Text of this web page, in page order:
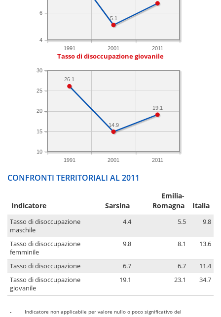
1991 2001 2011
4
6
5.1
Tasso di disoccupazione giovanile
1991 2001 2011
10
15
20
25
30
19.1
14.9
26.1
CONFRONTI TERRITORIALI AL 2011
Indicatore Sarsina
Emilia-
Romagna
Italia
Tasso di disoccupazione
maschile
4.4 5.5 9.8
Tasso di disoccupazione
femminile
9.8 8.1 13.6
Tasso di disoccupazione 6.7 6.7
11.4
Tasso di disoccupazione
giovanile
19.1 23.1 34.7
-
Indicatore non applicabile per valore nullo o poco significativo del